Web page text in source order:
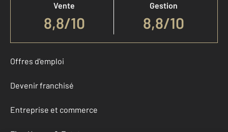
Vente
8,8/10
Gestion
8,8/10
Offres d'emploi
Devenir franchisé
Entreprise et commerce